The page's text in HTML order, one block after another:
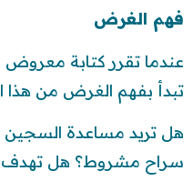
فهم الغرض
عندما تقرر كتابة
تبدأ بفهم الغرض من
هل تريد مساعدة
سراح مشروط؟ هل